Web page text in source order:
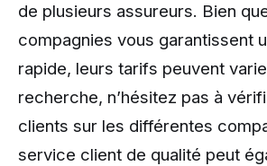
de plusieurs assureurs. Bien
compagnies vous garantissent
rapide, leurs tarifs peuvent
recherche, n’hésitez pas à
clients sur les différentes
service client de qualité peut